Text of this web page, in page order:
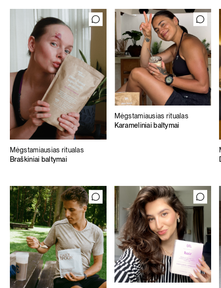
Mėgstamiausias ritualas
Braškiniai baltymai
Mėgstamiausias ritualas
Karameliniai baltymai